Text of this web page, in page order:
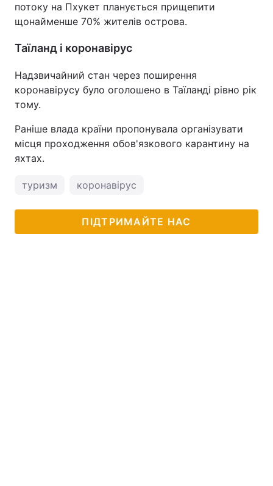
потоку на Пхукет планується прищепити
щонайменше 70% жителів острова.
Таїланд і коронавірус
Надзвичайний стан через поширення
коронавірусу було оголошено в Таїланді рівно рік
тому.
Раніше влада країни пропонувала організувати
місця проходження обов'язкового карантину на
яхтах.
туризм коронавірус
ПІДТРИМАЙТЕ НАС